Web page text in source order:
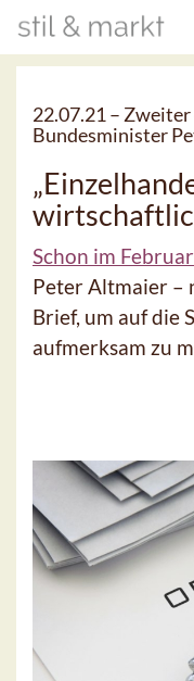
22.07.21 – Zweiter
Bundesminister
Schon im Februar
Peter Altmaier –
Brief, um auf die
aufmerksam zu